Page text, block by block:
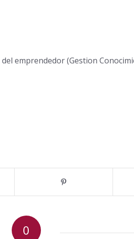
emprendedor (Gestion
0